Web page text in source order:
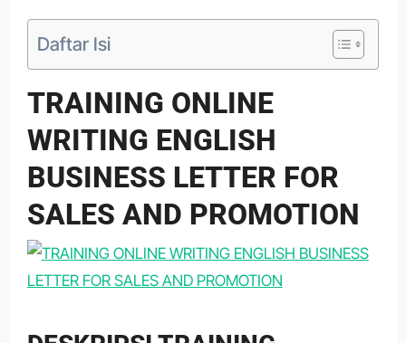
Daftar Isi
TRAINING ONLINE
WRITING ENGLISH
BUSINESS LETTER FOR
SALES AND PROMOTION